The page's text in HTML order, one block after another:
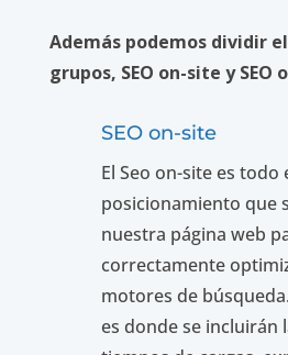
Además podemos dividir el
grupos, SEO on-site y SEO
SEO on-site
El Seo on-site es
posicionamiento que
nuestra página web
correctamente
motores de
es donde se incluirán